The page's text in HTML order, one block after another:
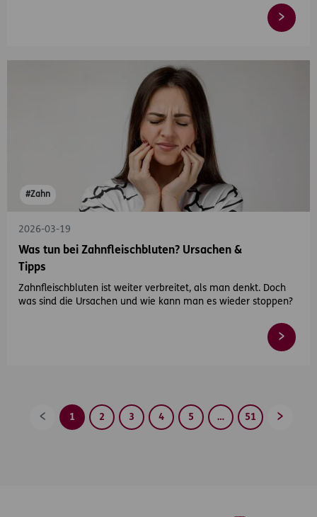
#Zahn
2026-03-19
Was tun bei Zahnfleischbluten? Ursachen &
Tipps
Zahnfleischbluten ist weiter verbreitet, als man denkt. Doch
was sind die Ursachen und wie kann man es wieder stoppen?
Zurück1 2 3 4 5 … 51